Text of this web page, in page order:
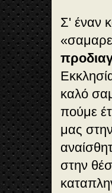
Σ' έναν
καλό
πούμε
μας
στην